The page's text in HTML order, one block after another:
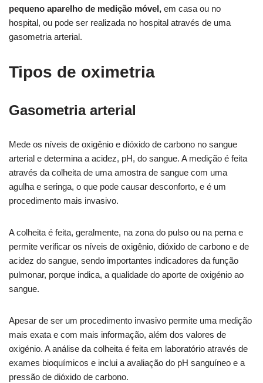
pequeno aparelho de medição móvel, em casa ou no
hospital, ou pode ser realizada no hospital através de uma
gasometria arterial.
Tipos de oximetria
Gasometria arterial
Mede os níveis de oxigênio e dióxido de carbono no sangue
arterial e determina a acidez, pH, do sangue. A medição é feita
através da colheita de uma amostra de sangue com uma
agulha e seringa, o que pode causar desconforto, e é um
procedimento mais invasivo.
A colheita é feita, geralmente, na zona do pulso ou na perna e
permite verificar os níveis de oxigênio, dióxido de carbono e de
acidez do sangue, sendo importantes indicadores da função
pulmonar, porque indica, a qualidade do aporte de oxigénio ao
sangue.
Apesar de ser um procedimento invasivo permite uma medição
mais exata e com mais informação, além dos valores de
oxigénio. A análise da colheita é feita em laboratório através de
exames bioquímicos e inclui a avaliação do pH sanguíneo e a
pressão de dióxido de carbono.